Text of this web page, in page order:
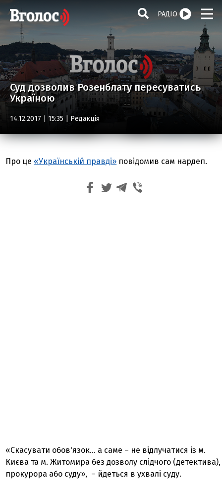
РАДІО
Суд дозволив Розенблату пересуватись
Україною
14.12.2017 | 15:35 | Редакція
Про це «Українській правді» повідомив сам нардеп.
«Скасувати обов'язок… а саме – не відлучатися із м.
Києва та м. Житомира без дозволу слідчого (детектива),
прокурора або суду», – йдеться в ухвалі суду.